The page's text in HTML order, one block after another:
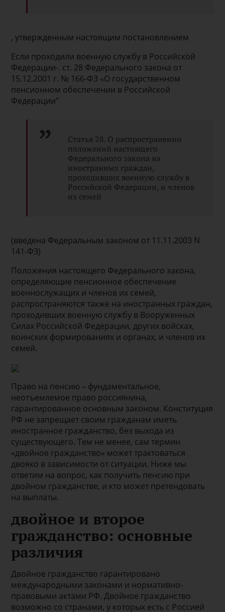
, утвержденным настоящим постановлением
Если проходили военную службу в Российской
Федерации-. ст. 28 Федерального закона от
15.12.2001 г. № 166-ФЗ «О государственном
пенсионном обеспечении в Российской
Федерации"
Статья 28. О распространении
положений настоящего
Федерального закона на
иностранных граждан,
проходивших военную службу в
Российской Федерации, и членов
их семей
(введена Федеральным законом от 11.11.2003 N
141-ФЗ)
Положения настоящего Федерального закона,
определяющие пенсионное обеспечение
военнослужащих и членов их семей,
распространяются также на иностранных граждан,
проходивших военную службу в Вооруженных
Силах Российской Федерации, других войсках,
воинских формированиях и органах, и членов их
семей.
Право на пенсию – фундаментальное,
неотъемлемое право россиянина,
гарантированное основным законом. Конституция
РФ не запрещает своим гражданам иметь
иностранное гражданство, без выхода из
существующего. Тем не менее, сам термин
«двойное гражданство» может трактоваться
двояко в зависимости от ситуации. Ниже мы
ответим на вопрос, как получить пенсию при
двойном гражданстве, и кто может претендовать
на выплаты.
двойное и второе
гражданство: основные
различия
Двойное гражданство гарантировано
международными законами и нормативно-
правовыми актами РФ. Двойное гражданство
возможно со странами, у которых есть с Россией